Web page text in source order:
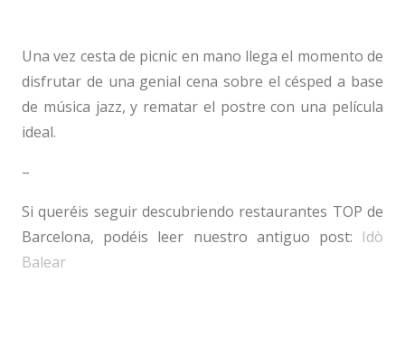
Una vez cesta de picnic en mano llega el momento de
disfrutar de una genial cena sobre el césped a base
de música jazz, y rematar el postre con una película
ideal.
–
Si queréis seguir descubriendo restaurantes TOP de
Barcelona, podéis leer nuestro antiguo post: Idò
Balear